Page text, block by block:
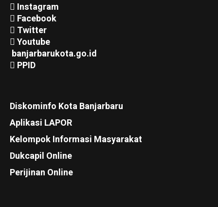
Instagram
Facebook
Twitter
Youtube
banjarbarukota.go.id
PPID
Diskominfo Kota Banjarbaru
Aplikasi LAPOR
Kelompok Informasi Masyarakat
Dukcapil Online
Perijinan Online